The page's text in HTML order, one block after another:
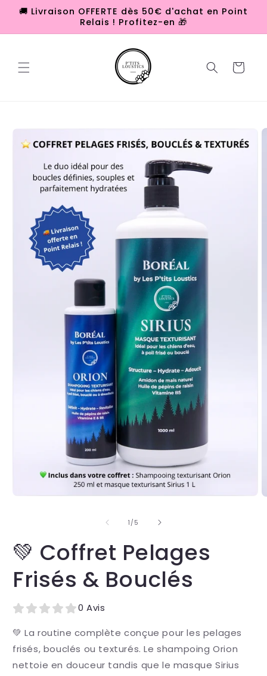
passer
contenu
🚚 Livraison OFFERTE dès 50€ d'achat en Point
Relais ! Profitez-en 🎁
Panier
informations
produits
1 /de
5
💚 Coffret Pelages
Frisés & Bouclés
0 Avis
💚 La routine complète conçue pour les pelages
frisés, bouclés ou texturés. Le shampoing Orion
nettoie en douceur tandis que le masque Sirius